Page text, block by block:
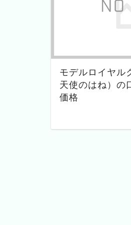
モデルロイヤル
天使のはね）の
価格